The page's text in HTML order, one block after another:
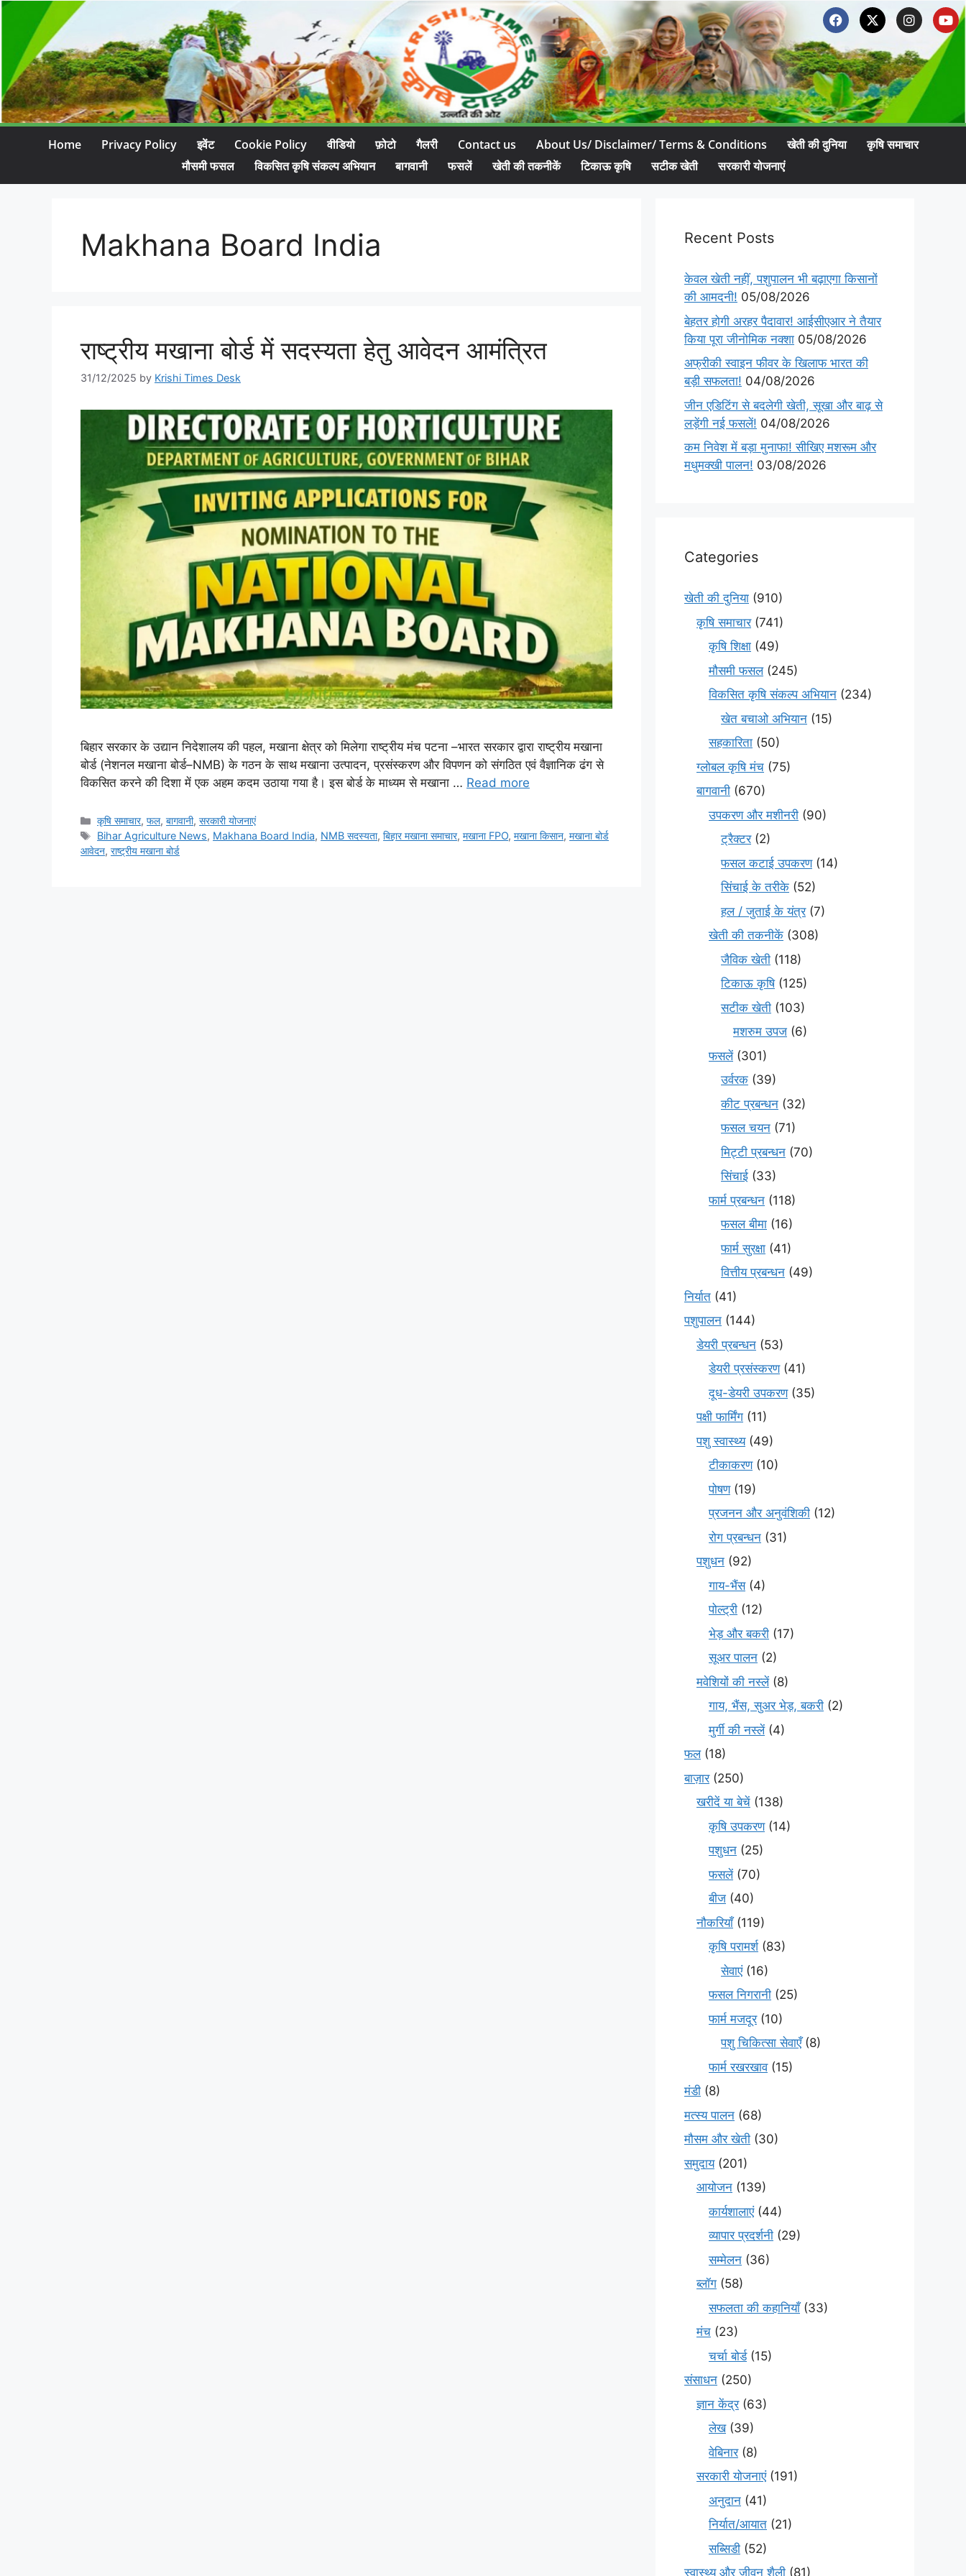
Home Privacy Policy इवेंट Cookie Policy वीडियो फ़ोटो गैलरी Contact us About Us/ Disclaimer/ Terms & Conditions खेती की दुनिया
कृषि समाचार
मौसमी फसल
विकसित कृषि संकल्प अभियान बागवानी फसलें खेती की तकनीकें टिकाऊ कृषि सटीक खेती सरकारी योजनाएं
Makhana Board India
राष्ट्रीय मखाना बोर्ड में सदस्यता हेतु आवेदन आमंत्रित
31/12/2025 by Krishi Times Desk
बिहार सरकार के उद्यान निदेशालय की पहल, मखाना क्षेत्र को मिलेगा राष्ट्रीय मंच पटना –भारत सरकार द्वारा राष्ट्रीय मखाना
बोर्ड (नेशनल मखाना बोर्ड–NMB) के गठन के साथ मखाना उत्पादन, प्रसंस्करण और विपणन को संगठित एवं वैज्ञानिक ढंग से
विकसित करने की दिशा में एक अहम कदम उठाया गया है। इस बोर्ड के माध्यम से मखाना … Read more
कृषि समाचार,फल,बागवानी,सरकारी योजनाएं
Bihar Agriculture News, Makhana Board India, NMB सदस्यता,बिहार मखाना समाचार,मखाना FPO,मखाना किसान,मखाना बोर्ड
आवेदन, राष्ट्रीय मखाना बोर्ड
Recent Posts
केवल खेती नहीं, पशुपालन भी बढ़ाएगा किसानों
की आमदनी! 05/08/2026
बेहतर होगी अरहर पैदावार! आईसीएआर ने तैयार
किया पूरा जीनोमिक नक्शा 05/08/2026
अफ्रीकी स्वाइन फीवर के खिलाफ भारत की
बड़ी सफलता! 04/08/2026
जीन एडिटिंग से बदलेगी खेती, सूखा और बाढ़ से
लड़ेंगी नई फसलें! 04/08/2026
कम निवेश में बड़ा मुनाफा! सीखिए मशरूम और
मधुमक्खी पालन! 03/08/2026
Categories
खेती की दुनिया (910)
कृषि समाचार(741)
कृषि शिक्षा (49)
मौसमी फसल(245)
विकसित कृषि संकल्प अभियान (234)
खेत बचाओ अभियान (15)
सहकारिता (50)
ग्लोबल कृषि मंच (75)
बागवानी (670)
उपकरण और मशीनरी (90)
ट्रैक्टर(2)
फसल कटाई उपकरण(14)
सिंचाई के तरीके (52)
हल / जुताई के यंत्र(7)
खेती की तकनीकें (308)
जैविक खेती (118)
टिकाऊ कृषि(125)
सटीक खेती (103)
मशरुम उपज (6)
फसलें(301)
उर्वरक (39)
कीट प्रबन्धन (32)
फसल चयन (71)
मि‌ट्टी प्रबन्धन (70)
सिंचाई (33)
फार्म प्रबन्धन (118)
फसल बीमा (16)
फार्म सुरक्षा (41)
वित्तीय प्रबन्धन (49)
निर्यात (41)
पशुपालन (144)
डेयरी प्रबन्धन (53)
डेयरी प्रसंस्करण(41)
दूध-डेयरी उपकरण(35)
पक्षी फार्मिंग (11)
पशु स्वास्थ्य(49)
टीकाकरण(10)
पोषण(19)
प्रजनन और अनुवंशिकी (12)
रोग प्रबन्धन (31)
पशुधन (92)
गाय-भैंस(4)
पोल्ट्री (12)
भेड़ और बकरी (17)
सूअर पालन (2)
मवेशियों की नस्लें(8)
गाय, भैंस, सुअर भेड़, बकरी (2)
मुर्गी की नस्लें(4)
फल(18)
बाज़ार(250)
खरीदें या बेचें (138)
कृषि उपकरण(14)
पशुधन (25)
फसलें(70)
बीज (40)
नौकरियाँ(119)
कृषि परामर्श(83)
सेवाएं(16)
फसल निगरानी (25)
फार्म मजदूर(10)
पशु चिकित्सा सेवाएँ(8)
फार्म रखरखाव(15)
मंडी (8)
मत्स्य पालन (68)
मौसम और खेती (30)
समुदाय(201)
आयोजन (139)
कार्यशालाएं(44)
व्यापार प्रदर्शनी (29)
सम्मेलन (36)
ब्लॉग (58)
सफलता की कहानियाँ(33)
मंच (23)
चर्चा बोर्ड(15)
संसाधन (250)
ज्ञान केंद्र(63)
लेख(39)
वेबिनार(8)
सरकारी योजनाएं(191)
अनुदान (41)
निर्यात/आयात (21)
सब्सिडी (52)
स्वास्थ्य और जीवन शैली (81)